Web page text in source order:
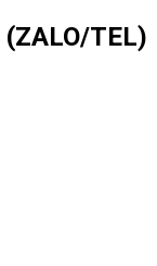
(ZALO/TEL)